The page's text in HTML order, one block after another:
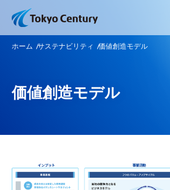
ホーム サステナビリティ 価値創造モデル
価値創造モデル